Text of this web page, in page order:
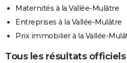
Maternités à la Vallée-Mulâtre
Entreprises à la Vallée-Mulâtre
Prix immobilier à la Vallée-
Tous les résultats